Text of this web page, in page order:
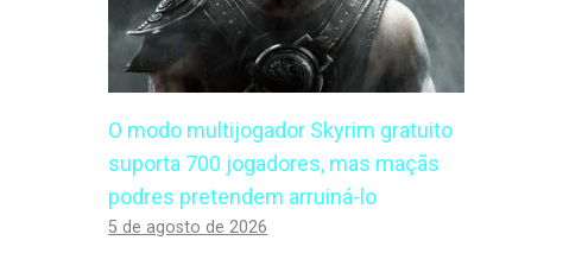
O modo multijogador Skyrim gratuito
suporta 700 jogadores, mas maçãs
podres pretendem arruiná-lo
5 de agosto de 2026